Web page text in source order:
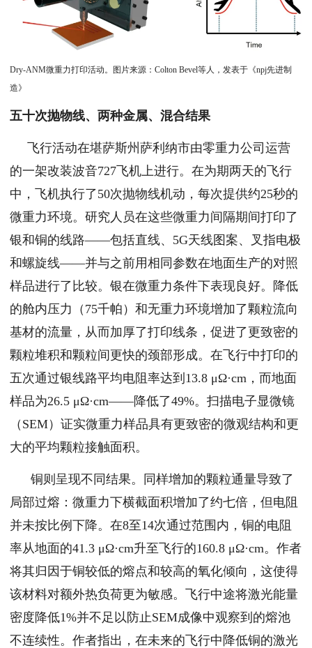
Dry-ANM微重力打印活动。图片来源：Colton Bevel等人，发表于《npj先进制
造》
五十次抛物线、两种金属、混合结果
飞行活动在堪萨斯州萨利纳市由零重力公司运营
的一架改装波音727飞机上进行。在为期两天的飞行
中，飞机执行了50次抛物线机动，每次提供约25秒的
微重力环境。研究人员在这些微重力间隔期间打印了
银和铜的线路——包括直线、5G天线图案、叉指电极
和螺旋线——并与之前用相同参数在地面生产的对照
样品进行了比较。银在微重力条件下表现良好。降低
的舱内压力（75千帕）和无重力环境增加了颗粒流向
基材的流量，从而加厚了打印线条，促进了更致密的
颗粒堆积和颗粒间更快的颈部形成。在飞行中打印的
五次通过银线路平均电阻率达到13.8 μΩ·cm，而地面
样品为26.5 μΩ·cm——降低了49%。扫描电子显微镜
（SEM）证实微重力样品具有更致密的微观结构和更
大的平均颗粒接触面积。
铜则呈现不同结果。同样增加的颗粒通量导致了
局部过熔：微重力下横截面积增加了约七倍，但电阻
并未按比例下降。在8至14次通过范围内，铜的电阻
率从地面的41.3 μΩ·cm升至飞行的160.8 μΩ·cm。作者
将其归因于铜较低的熔点和较高的氧化倾向，这使得
该材料对额外热负荷更为敏感。飞行中途将激光能量
密度降低1%并不足以防止SEM成像中观察到的熔池
不连续性。作者指出，在未来的飞行中降低铜的激光